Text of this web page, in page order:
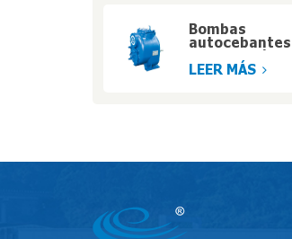
Bombas
autocebantes
alta presión
manejo de
LEER MÁS